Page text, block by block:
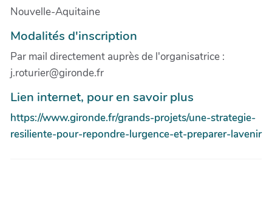
Nouvelle-Aquitaine
Modalités d'inscription
Par mail directement auprès de l'organisatrice :
j.roturier@gironde.fr
Lien internet, pour en savoir plus
https://www.gironde.fr/grands-projets/une-strategie-
resiliente-pour-repondre-lurgence-et-preparer-lavenir